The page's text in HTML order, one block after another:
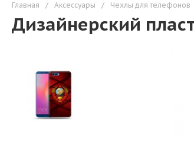
Главная / Аксессуары / Чехлы для телефонов
Дизайнерский